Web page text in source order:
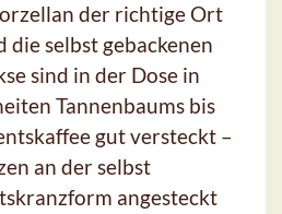
der richtige Ort
die selbst gebackenen
sind in der Dose in
Tannenbaums bis
gut versteckt –
an der selbst
angesteckt